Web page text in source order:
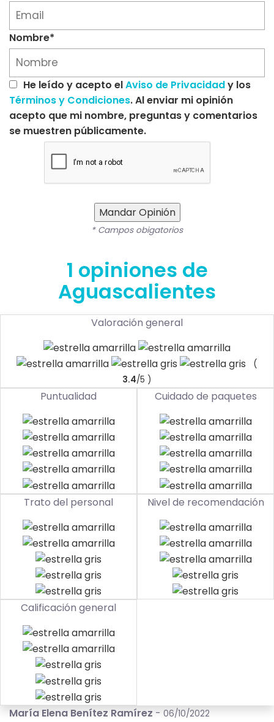
Nombre*
He leído y acepto elAviso de Privacidady los
Términos y Condiciones. Al enviar mi opinión
acepto que mi nombre, preguntas y comentarios
se muestren públicamente.
Mandar Opinión
* Campos obigatorios
1 opiniones de
Aguascalientes
Valoración general
(
3.4/5 )
Puntualidad Cuidado de paquetes
Trato del personal Nivel de recomendación
Calificación general
María Elena Benítez Ramírez - 06/10/2022